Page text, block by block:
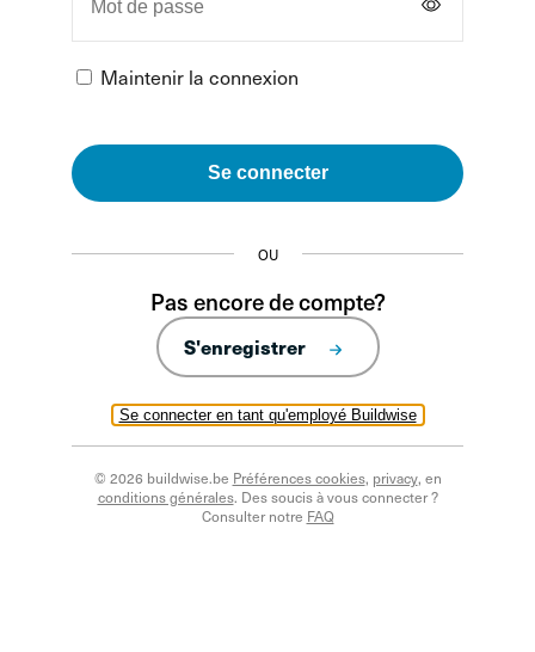
Se connecter en tant qu'employé Buildwise
Maintenir la connexion
Se connecter
OU
Pas encore de compte?
S'enregistrer
© 2026 buildwise.be Préférences cookies, privacy, en
conditions générales. Des soucis à vous connecter ?
Consulter notre FAQ